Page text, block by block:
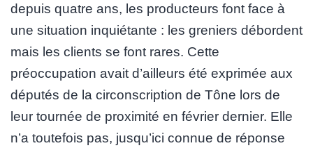
depuis quatre ans, les producteurs font face à
une situation inquiétante : les greniers débordent
mais les clients se font rares. Cette
préoccupation avait d’ailleurs été exprimée aux
députés de la circonscription de Tône lors de
leur tournée de proximité en février dernier. Elle
n’a toutefois pas, jusqu’ici connue de réponse